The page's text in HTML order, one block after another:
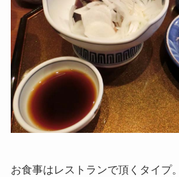
お食事はレストランで頂くタイプ